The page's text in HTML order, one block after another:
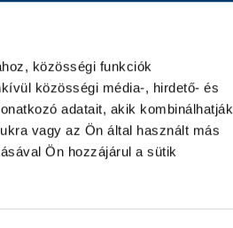
közösségi funkciók
közösségi média-, hirdető- és
adatait, akik kombinálhatják
vagy az Ön által használt más
Ön hozzájárul a sütik